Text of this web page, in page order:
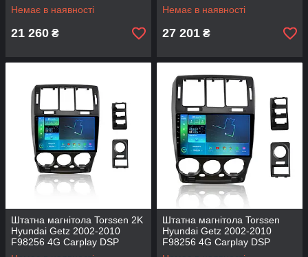
Немає в наявності
21 260 ₴
Немає в наявності
27 201 ₴
Штатна магнітола Torssen 2K
Hyundai Getz 2002-2010
F98256 4G Carplay DSP
Штатна магнітола Torssen
Hyundai Getz 2002-2010
F98256 4G Carplay DSP